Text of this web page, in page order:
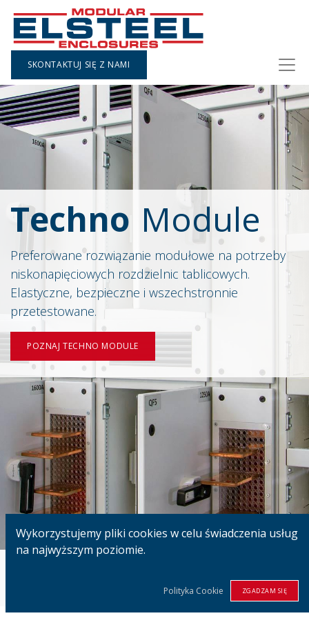
SKONTAKTUJ SIĘ Z NAMI
Techno Module
Preferowane rozwiązanie modułowe na potrzeby
niskonapięciowych rozdzielnic tablicowych.
Elastyczne, bezpieczne i wszechstronnie
przetestowane.
POZNAJ TECHNO MODULE
Technologia
Wykorzystujemy pliki cookies w celu świadczenia usług
na najwyższym poziomie.
Polityka Cookie ZGADZAM SIĘ